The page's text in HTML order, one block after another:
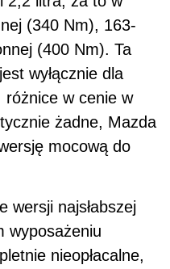
(340 Nm), 163-
(400 Nm). Ta
wyłącznie dla
różnice w cenie w
żadne, Mazda
mocową do
wersji najsłabszej
wyposażeniu
nieopłacalne,